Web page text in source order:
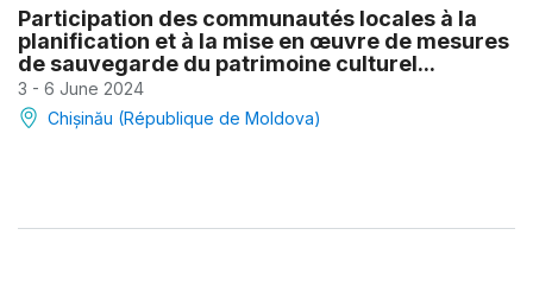
Participation des communautés locales à la
planification et à la mise en œuvre de mesures
de sauvegarde du patrimoine culturel...
3 - 6 June 2024
Chișinău (République de Moldova)